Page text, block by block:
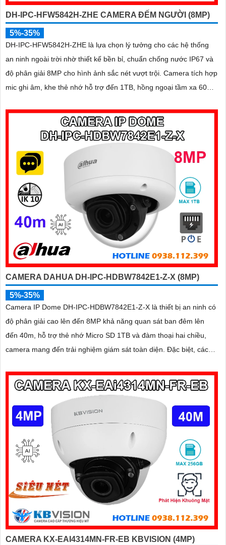
DH-IPC-HFW5842H-ZHE CAMERA ĐẾM NGƯỜI (8MP)
5%-35%
DH-IPC-HFW5842H-ZHE là lựa chọn lý tưởng cho các hệ thống
an ninh ngoài trời nhờ thiết kế bền bỉ, chuẩn chống nước IP67 và
độ phân giải 8MP cho hình ảnh sắc nét vượt trội. Camera tích hợp
mic ghi âm, khe thẻ nhớ hỗ trợ đến 1TB, hồng ngoại tầm xa 60m
CAMERA DAHUA DH-IPC-HDBW7842E1-Z-X (8MP)
5%-35%
Camera IP Dome DH-IPC-HDBW7842E1-Z-X là thiết bị an ninh có
độ phân giải cao lên đến 8MP khả năng quan sát ban đêm lên
đến 40m, hỗ trợ thẻ nhớ Micro SD 1TB và đàm thoại hai chiều,
camera mang đến trải nghiệm giám sát toàn diện. Đặc biệt, các
giúp nâng cao hiệu quả quản lý và an ninh cho mọi không gian
trong nhà
CAMERA KX-EAI4314MN-FR-EB KBVISION (4MP)